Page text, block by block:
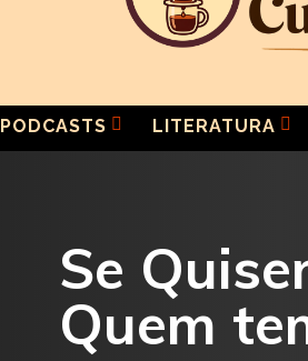
PODCASTS LITERATURA
Se
Quem